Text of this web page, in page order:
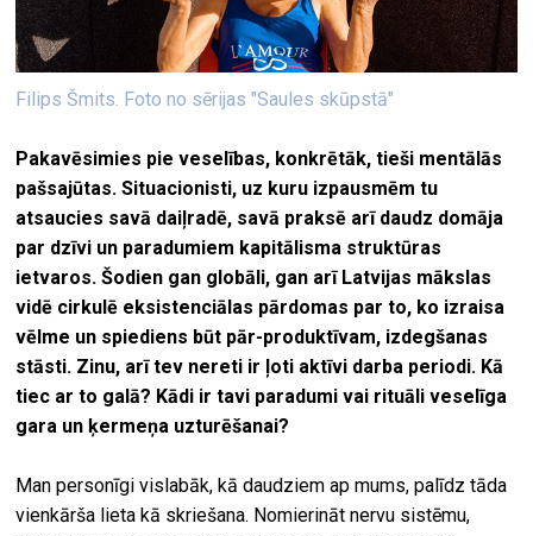
Filips Šmits. Foto no sērijas "Saules skūpstā"
Pakavēsimies pie veselības, konkrētāk, tieši mentālās
pašsajūtas. Situacionisti, uz kuru izpausmēm tu
atsaucies savā daiļradē, savā praksē arī daudz domāja
par dzīvi un paradumiem kapitālisma struktūras
ietvaros. Šodien gan globāli, gan arī Latvijas mākslas
vidē cirkulē eksistenciālas pārdomas par to, ko izraisa
vēlme un spiediens būt pār-produktīvam, izdegšanas
stāsti. Zinu, arītev nereti ir ļoti aktīvi darba periodi. Kā
tiec ar to galā? Kādi ir tavi paradumi vai rituāli veselīga
gara un ķermeņa uzturēšanai?
Man personīgi vislabāk, kā daudziem ap mums, palīdz tāda
vienkārša lieta kā skriešana. Nomierināt nervu sistēmu,